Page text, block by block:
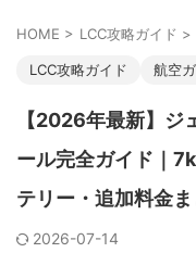
HOME > LCC攻略ガイド >
LCC攻略ガイド 航空
【2026年最新】ジ
ール完全ガイド｜
テリー・追加料金
2026-07-14